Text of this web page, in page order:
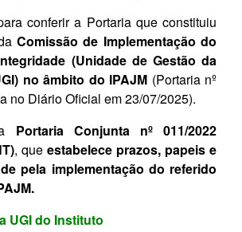
conferir a Portaria que constituiu
Comissão de Implementação do
(Unidade de Gestão da
no âmbito do IPAJM (Portaria nº
no Diário Oficial em 23/07/2025).
Portaria Conjunta nº 011/2022
, que estabelece prazos, papeis e
pela implementação do referido
UGI do Instituto